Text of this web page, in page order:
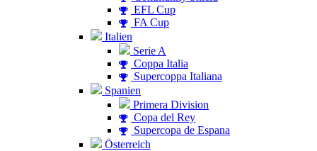
EFL Cup
FA Cup
Italien
Serie A
Coppa Italia
Supercoppa Italiana
Spanien
Primera Division
Copa del Rey
Supercopa de Espana
Österreich